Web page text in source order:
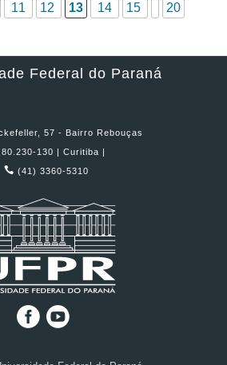
11 12 13 14 15
20
Federal do Paraná
57 - Bairro Rebouças
80.230-130 | Curitiba |
(41) 3360-5310